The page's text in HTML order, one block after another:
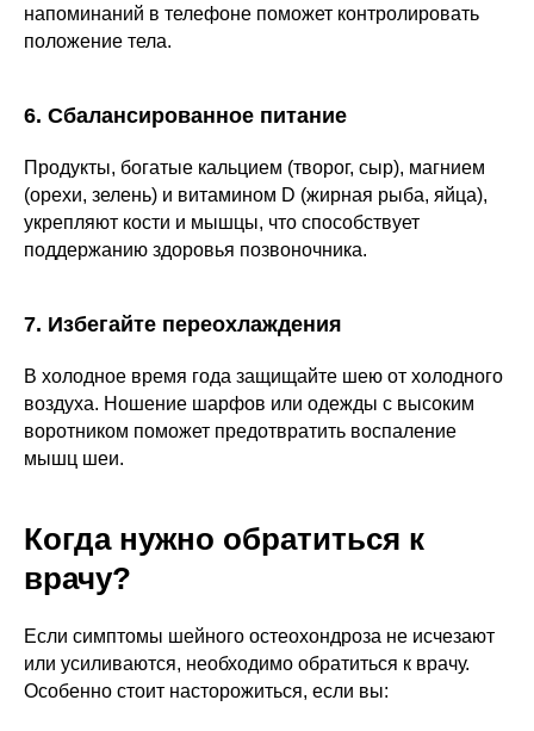
напоминаний в телефоне поможет контролировать
положение тела.
6. Сбалансированное питание
Продукты, богатые кальцием (творог, сыр), магнием
(орехи, зелень) и витамином D (жирная рыба, яйца),
укрепляют кости и мышцы, что способствует
поддержанию здоровья позвоночника.
7. Избегайте переохлаждения
В холодное время года защищайте шею от холодного
воздуха. Ношение шарфов или одежды с высоким
воротником поможет предотвратить воспаление
мышц шеи.
Когда нужно обратиться к
врачу?
Если симптомы шейного остеохондроза не исчезают
или усиливаются, необходимо обратиться к врачу.
Особенно стоит насторожиться, если вы: